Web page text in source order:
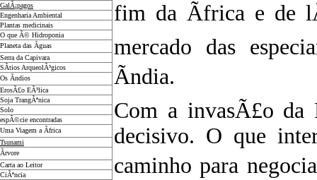
GalÃ¡pagos
Engenharia Ambiental
Plantas medicinais
O que Ã© Hidroponia
Planeta das Ãguas
Serra da Capivara
SÃ­tios ArqueolÃ³gicos
Os Ãndios
ErosÃ£o EÃ³lica
Soja TrangÃªnica
Solo
espÃ©cie encontradas
Uma Viagem a Ãfrica
Tsunami
Ãrvore
Carta ao Leitor
CiÃªncia
fim da Ãfrica e de
mercado das
Ãndia.
Com a invasÃ£o da
decisivo. O que
caminho para